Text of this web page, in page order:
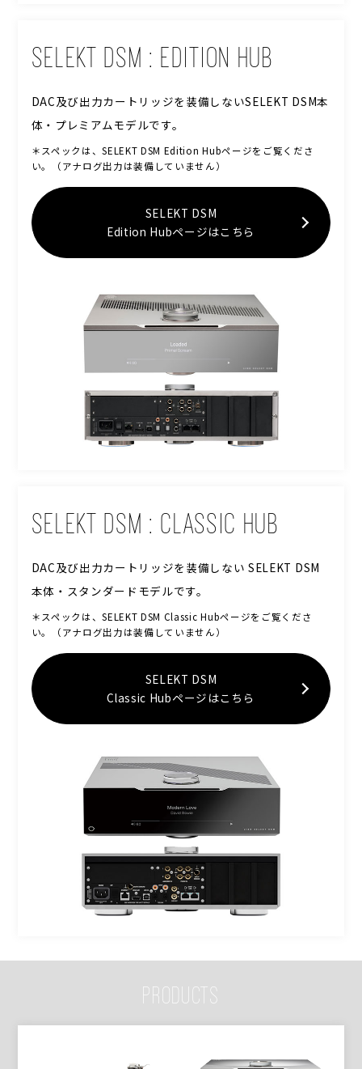
SELEKT DSM : EDITION HUB
DAC及び出力カートリッジを装備しないSELEKT DSM本
体・プレミアムモデルです。
＊スペックは、SELEKT DSM Edition Hubページをご覧くださ
い。（アナログ出力は装備していません）
SELEKT DSM
Edition Hubページはこちら
SELEKT DSM : CLASSIC HUB
DAC及び出力カートリッジを装備しない SELEKT DSM
本体・スタンダードモデルです。
＊スペックは、SELEKT DSM Classic Hubページをご覧くださ
い。（アナログ出力は装備していません）
SELEKT DSM
Classic Hubページはこちら
PRODUCTS